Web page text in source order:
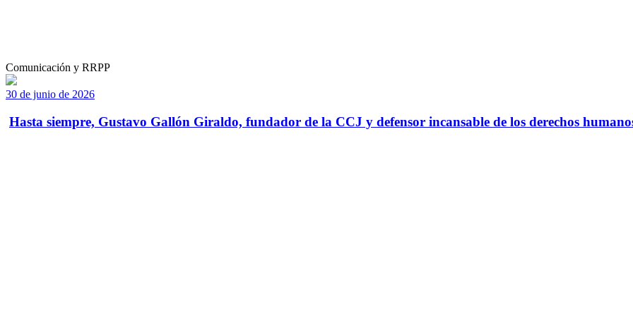
Comunicación y RRPP
30 de junio de 2026
Hasta siempre, Gustavo Gallón Giraldo, fundador de la CCJ y defensor incansable de los derechos